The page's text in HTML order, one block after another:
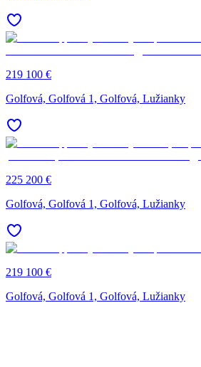
219 100 €
Golfová, Golfová 1, Golfová, Lužianky
225 200 €
Golfová, Golfová 1, Golfová, Lužianky
219 100 €
Golfová, Golfová 1, Golfová, Lužianky